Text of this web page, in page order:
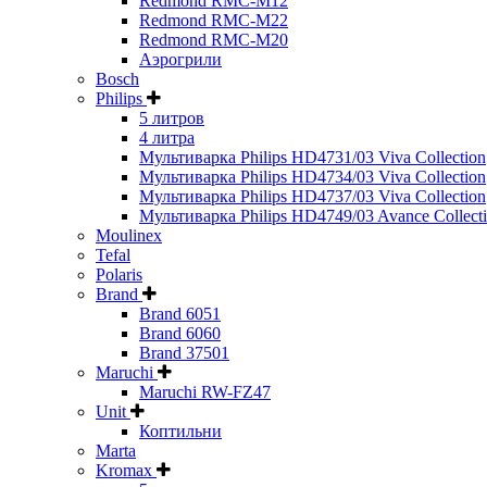
Redmond RMC-M22
Redmond RMC-M20
Аэрогрили
Bosch
Philips
5 литров
4 литра
Мультиварка Philips HD4731/03 Viva Collection
Мультиварка Philips HD4734/03 Viva Collection
Мультиварка Philips HD4737/03 Viva Collection
Мультиварка Philips HD4749/03 Avance
Moulinex
Tefal
Polaris
Brand
Brand 6051
Brand 6060
Brand 37501
Maruchi
Maruchi RW-FZ47
Unit
Коптильни
Marta
Kromax